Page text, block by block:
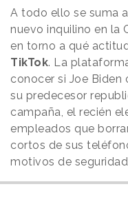
A todo ello se suma
nuevo inquilino en la
en torno a qué
TikTok. La
conocer si Joe
su predecesor
campaña, el recién
empleados que
cortos de sus
motivos de